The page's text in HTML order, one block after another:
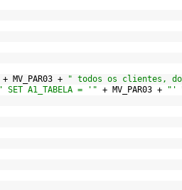
+ MV_PAR03 + " todos os clientes, do
" SET A1_TABELA = '" + MV_PAR03 + "'